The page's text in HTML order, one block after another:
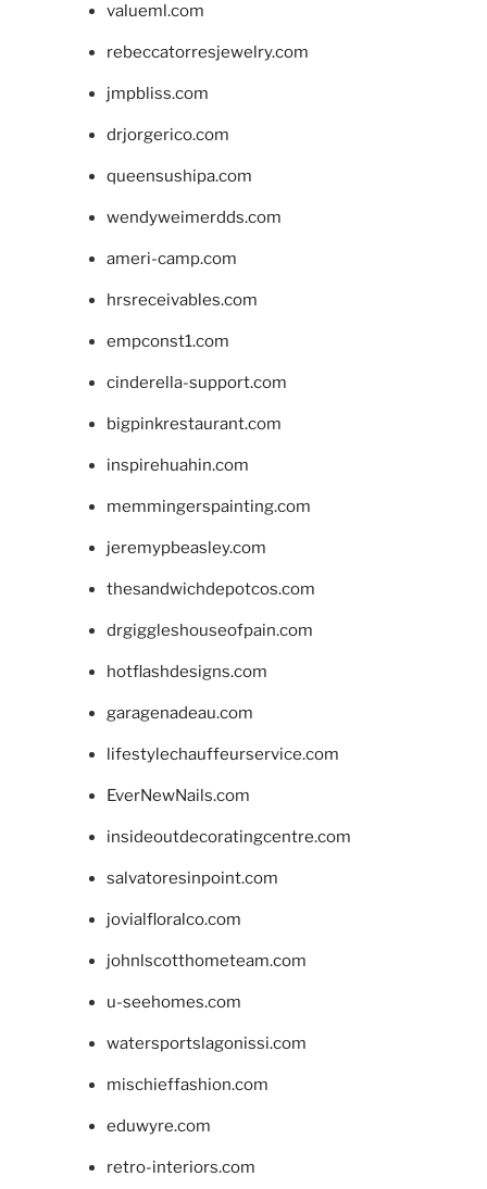
valueml.com
rebeccatorresjewelry.com
jmpbliss.com
drjorgerico.com
queensushipa.com
wendyweimerdds.com
ameri-camp.com
hrsreceivables.com
empconst1.com
cinderella-support.com
bigpinkrestaurant.com
inspirehuahin.com
memmingerspainting.com
jeremypbeasley.com
thesandwichdepotcos.com
drgiggleshouseofpain.com
hotflashdesigns.com
garagenadeau.com
lifestylechauffeurservice.com
EverNewNails.com
insideoutdecoratingcentre.com
salvatoresinpoint.com
jovialfloralco.com
johnlscotthometeam.com
u-seehomes.com
watersportslagonissi.com
mischieffashion.com
eduwyre.com
retro-interiors.com